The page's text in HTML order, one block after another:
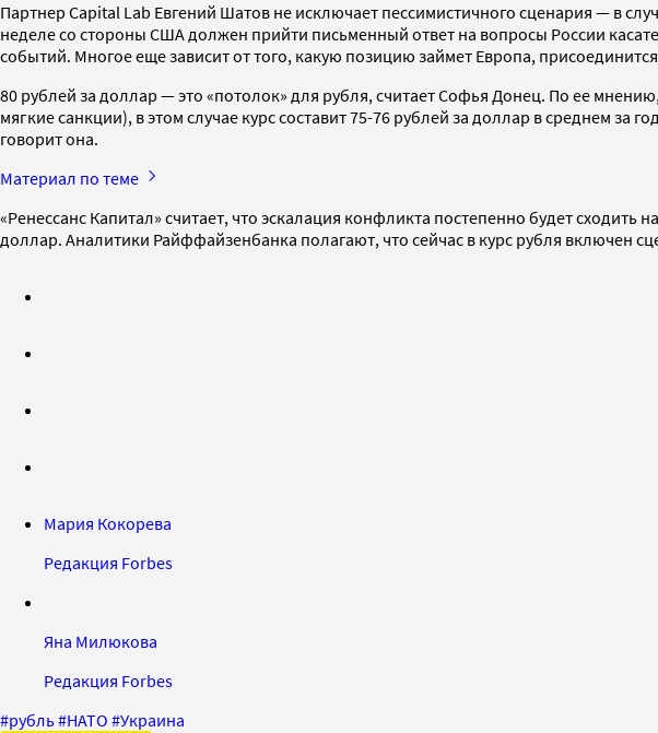
Партнер Capital Lab Евгений Шатов не исключает пессимистичного сценария — в
неделе со стороны США должен прийти письменный ответ на вопросы России
событий. Многое еще зависит от того, какую позицию займет Европа,
80 рублей за доллар — это «потолок» для рубля, считает Софья Донец. По ее
мягкие санкции), в этом случае курс составит 75-76 рублей за доллар в среднем
говорит она.
Материал по теме
«Ренессанс Капитал» считает, что эскалация конфликта постепенно будет
доллар. Аналитики Райффайзенбанка полагают, что сейчас в курс рубля включен
Мария Кокорева
Редакция Forbes
Яна Милюкова
Редакция Forbes
#рубль#НАТО #Украина